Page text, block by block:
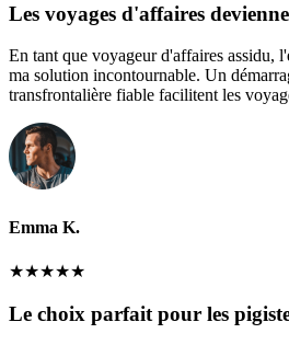
Les voyages d'affaires
En tant que voyageur d'affaires assidu,
ma solution incontournable. Un
transfrontalière fiable facilitent les
Emma K.
★★★★★
Le choix parfait pour les